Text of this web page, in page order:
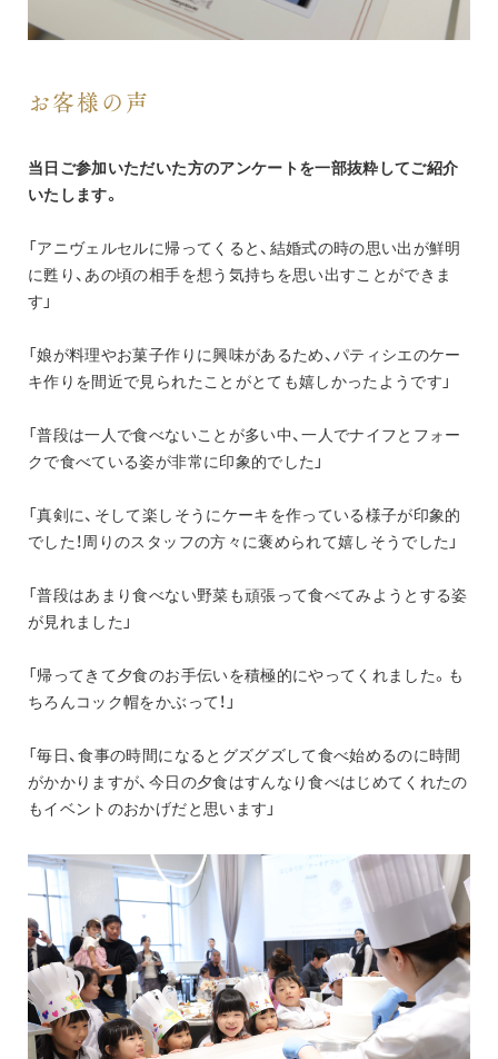
お客様の声
当日ご参加いただいた方のアンケートを一部抜粋してご紹介
いたします。
「アニヴェルセルに帰ってくると、結婚式の時の思い出が鮮明
に甦り、あの頃の相手を想う気持ちを思い出すことができま
す」
「娘が料理やお菓子作りに興味があるため、パティシエのケー
キ作りを間近で見られたことがとても嬉しかったようです」
「普段は一人で食べないことが多い中、一人でナイフとフォー
クで食べている姿が非常に印象的でした」
「真剣に、そして楽しそうにケーキを作っている様子が印象的
でした！周りのスタッフの方々に褒められて嬉しそうでした」
「普段はあまり食べない野菜も頑張って食べてみようとする姿
が見れました」
「帰ってきて夕食のお手伝いを積極的にやってくれました。も
ちろんコック帽をかぶって！」
「毎日、食事の時間になるとグズグズして食べ始めるのに時間
がかかりますが、今日の夕食はすんなり食べはじめてくれたの
もイベントのおかげだと思います」